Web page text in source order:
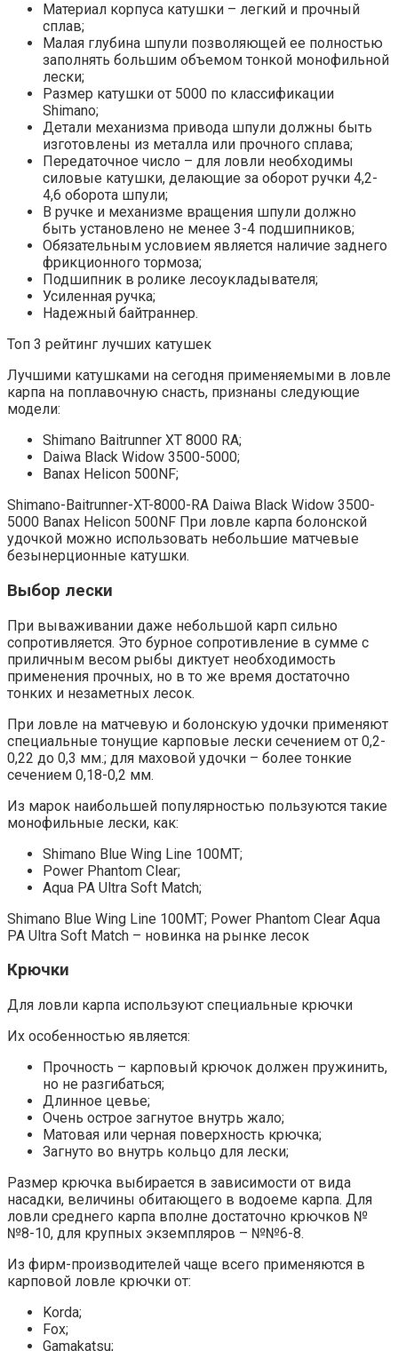
Материал корпуса катушки – легкий и прочный
сплав;
Малая глубина шпули позволяющей ее полностью
заполнять большим объемом тонкой монофильной
лески;
Размер катушки от 5000 по классификации
Shimano;
Детали механизма привода шпули должны быть
изготовлены из металла или прочного сплава;
Передаточное число – для ловли необходимы
силовые катушки, делающие за оборот ручки 4,2-
4,6 оборота шпули;
В ручке и механизме вращения шпули должно
быть установлено не менее 3-4 подшипников;
Обязательным условием является наличие заднего
фрикционного тормоза;
Подшипник в ролике лесоукладывателя;
Усиленная ручка;
Надежный байтраннер.
Топ 3 рейтинг лучших катушек
Лучшими катушками на сегодня применяемыми в ловле
карпа на поплавочную снасть, признаны следующие
модели:
Shimano Baitrunner XT 8000 RA;
Daiwa Black Widow 3500-5000;
Banax Helicon 500NF;
Shimano-Baitrunner-XT-8000-RA Daiwa Black Widow 3500-
5000 Banax Helicon 500NF При ловле карпа болонской
удочкой можно использовать небольшие матчевые
безынерционные катушки.
Выбор лески
При вываживании даже небольшой карп сильно
сопротивляется. Это бурное сопротивление в сумме с
приличным весом рыбы диктует необходимость
применения прочных, но в то же время достаточно
тонких и незаметных лесок.
При ловле на матчевую и болонскую удочки применяют
специальные тонущие карповые лески сечением от 0,2-
0,22 до 0,3 мм.; для маховой удочки – более тонкие
сечением 0,18-0,2 мм.
Из марок наибольшей популярностью пользуются такие
монофильные лески, как:
Shimano Blue Wing Line 100MT;
Power Phantom Clear;
Aqua PA Ultra Soft Match;
Shimano Blue Wing Line 100MT; Power Phantom Clear Aqua
PA Ultra Soft Match – новинка на рынке лесок
Крючки
Для ловли карпа используют специальные крючки
Их особенностью является:
Прочность – карповый крючок должен пружинить,
но не разгибаться;
Длинное цевье;
Очень острое загнутое внутрь жало;
Матовая или черная поверхность крючка;
Загнуто во внутрь кольцо для лески;
Размер крючка выбирается в зависимости от вида
насадки, величины обитающего в водоеме карпа. Для
ловли среднего карпа вполне достаточно крючков №
№8-10, для крупных экземпляров – №№6-8.
Из фирм-производителей чаще всего применяются в
карповой ловле крючки от:
Korda;
Fox;
Gamakatsu;